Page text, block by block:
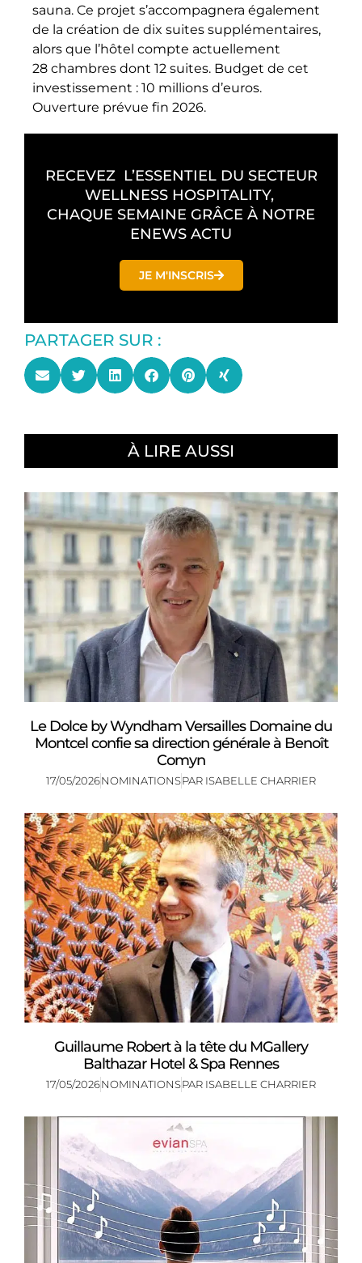
sauna. Ce projet s’accompagnera également
de la création de dix suites supplémentaires,
alors que l’hôtel compte actuellement
28 chambres dont 12 suites. Budget de cet
investissement : 10 millions d’euros.
Ouverture prévue fin 2026.
RECEVEZ L’ESSENTIEL DU SECTEUR
WELLNESS HOSPITALITY,
CHAQUE SEMAINE GRÂCE À NOTRE
ENEWS ACTU
JE M'INSCRIS
PARTAGER SUR :
À LIRE AUSSI
Le Dolce by Wyndham Versailles Domaine du
Montcel confie sa direction générale à Benoît
Comyn
17/05/2026NOMINATIONSPAR ISABELLE CHARRIER
Guillaume Robert à la tête du MGallery
Balthazar Hotel & Spa Rennes
17/05/2026NOMINATIONSPAR ISABELLE CHARRIER